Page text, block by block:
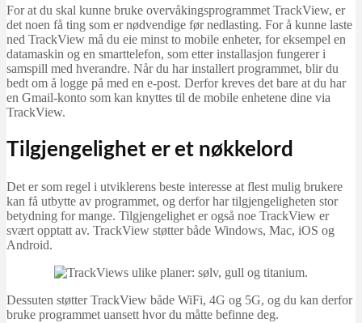
For at du skal kunne bruke overvåkingsprogrammet TrackView, er
det noen få ting som er nødvendige før nedlasting. For å kunne laste
ned TrackView må du eie minst to mobile enheter, for eksempel en
datamaskin og en smarttelefon, som etter installasjon fungerer i
samspill med hverandre. Når du har installert programmet, blir du
bedt om å logge på med en e-post. Derfor kreves det bare at du har
en Gmail-konto som kan knyttes til de mobile enhetene dine via
TrackView.
Tilgjengelighet er et nøkkelord
Det er som regel i utviklerens beste interesse at flest mulig brukere
kan få utbytte av programmet, og derfor har tilgjengeligheten stor
betydning for mange. Tilgjengelighet er også noe TrackView er
svært opptatt av. TrackView støtter både Windows, Mac, iOS og
Android.
Dessuten støtter TrackView både WiFi, 4G og 5G, og du kan derfor
bruke programmet uansett hvor du måtte befinne deg.